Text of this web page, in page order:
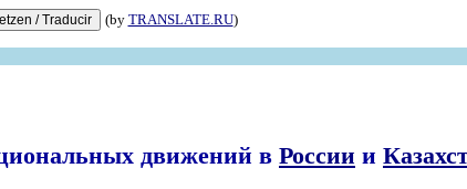
(by TRANSLATE.RU)
движений в России и